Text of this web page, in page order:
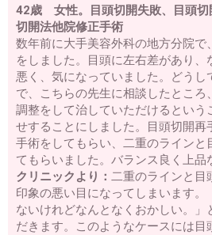
42歳 女性。目頭切開失敗、目頭切
切開法他院修正手術
数年前に大手美容外科の地方分院で
をしました。目頭に左右差があり
悪く、気になっていました。どうし
で、こちらの先生に相談したところ
調整をして治していただけるという
せすることにしました。目頭切開再
手術をしてもらい、二重のラインと
てもらいました。バランス良く上品
クリニックより： 二重のラインと目
印象の悪い目になってしまいます。
ないけれどなんとなくおかしい。」
だきます。このようなケースには